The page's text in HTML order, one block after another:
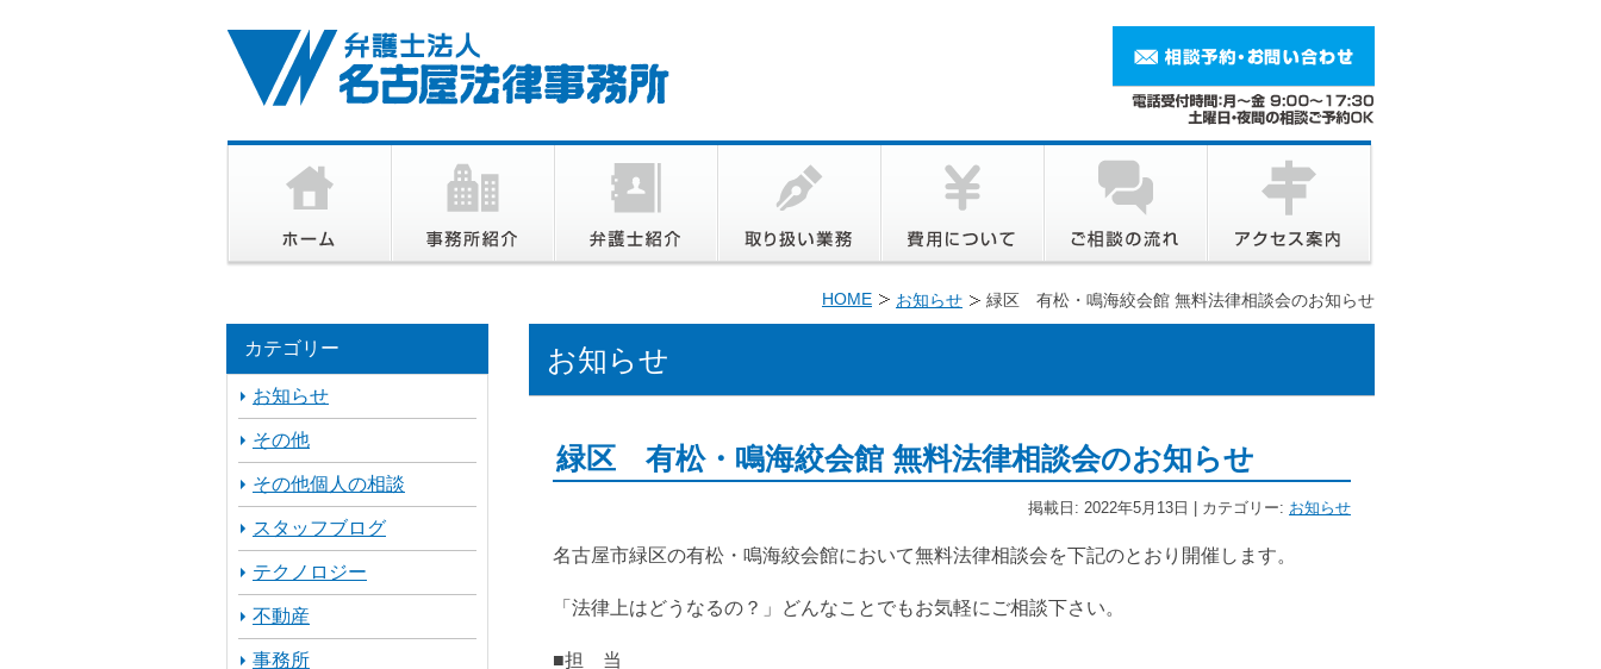
HOME お知らせ 緑区 有松・鳴海絞会館 無料法律相談会のお知らせ
お知らせ
緑区 有松・鳴海絞会館 無料法律相談会のお知らせ
掲載日: 2022年5月13日 | カテゴリー: お知らせ
名古屋市緑区の有松・鳴海絞会館において無料法律相談会を下記のとおり開催します。
「法律上はどうなるの？」どんなことでもお気軽にご相談下さい。
■担 当
カテゴリー
お知らせ
その他
その他個人の相談
スタッフブログ
テクノロジー
不動産
事務所